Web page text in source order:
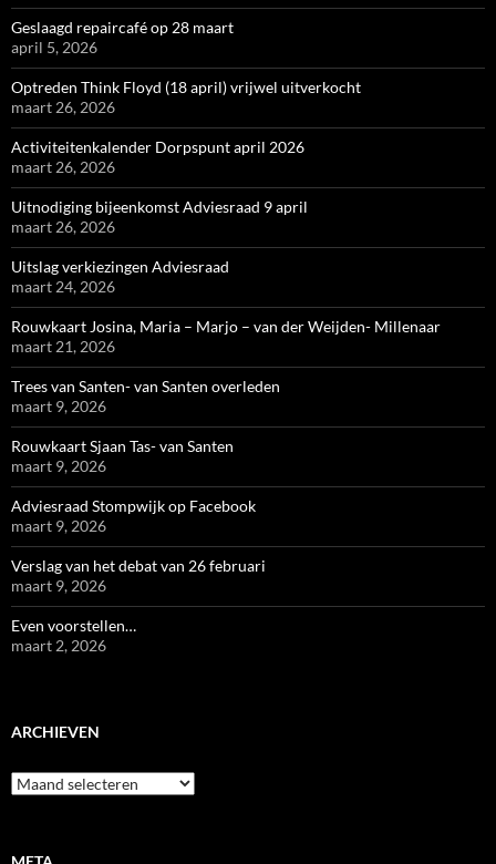
Geslaagd repaircafé op 28 maart
april 5, 2026
Optreden Think Floyd (18 april) vrijwel uitverkocht
maart 26, 2026
Activiteitenkalender Dorpspunt april 2026
maart 26, 2026
Uitnodiging bijeenkomst Adviesraad 9 april
maart 26, 2026
Uitslag verkiezingen Adviesraad
maart 24, 2026
Rouwkaart Josina, Maria – Marjo – van der Weijden- Millenaar
maart 21, 2026
Trees van Santen- van Santen overleden
maart 9, 2026
Rouwkaart Sjaan Tas- van Santen
maart 9, 2026
Adviesraad Stompwijk op Facebook
maart 9, 2026
Verslag van het debat van 26 februari
maart 9, 2026
Even voorstellen…
maart 2, 2026
ARCHIEVEN
Archieven